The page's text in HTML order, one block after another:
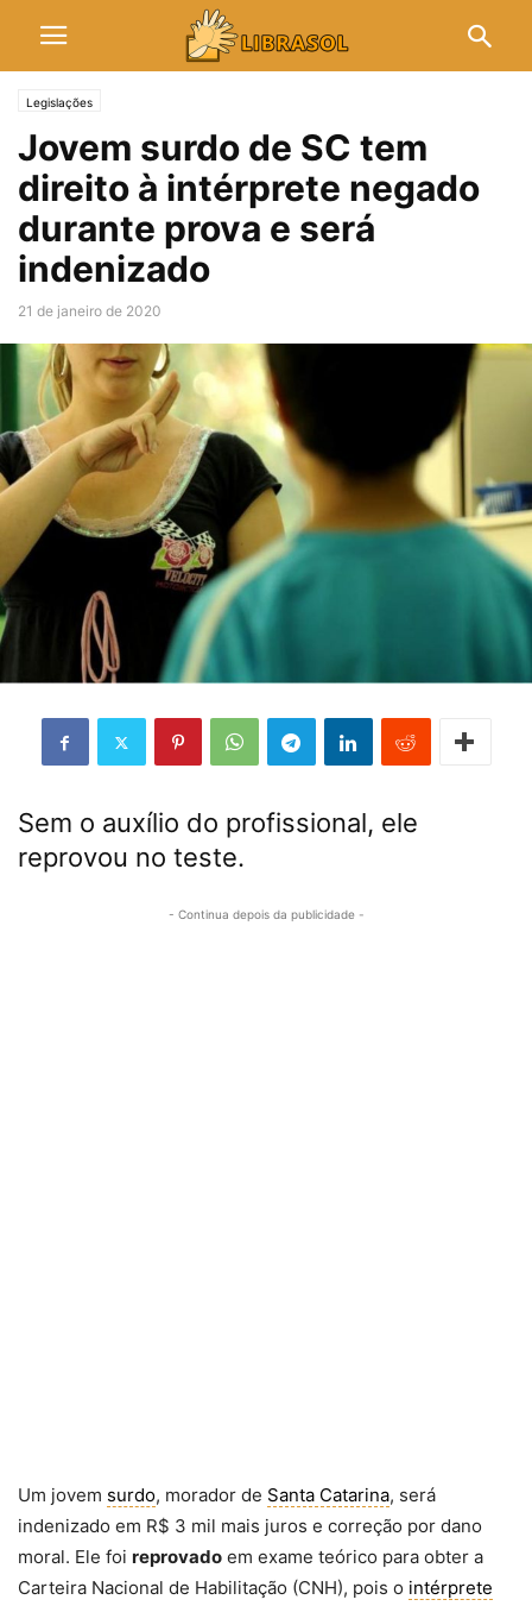
Legislações
Jovem surdo de SC tem
direito à intérprete negado
durante prova e será
indenizado
21 de janeiro de 2020
Sem o auxílio do profissional, ele
reprovou no teste.
- Continua depois da publicidade -
Um jovem surdo, morador de Santa Catarina, será
indenizado em R$ 3 mil mais juros e correção por dano
moral. Ele foi reprovado em exame teórico para obter a
Carteira Nacional de Habilitação (CNH), pois o intérprete